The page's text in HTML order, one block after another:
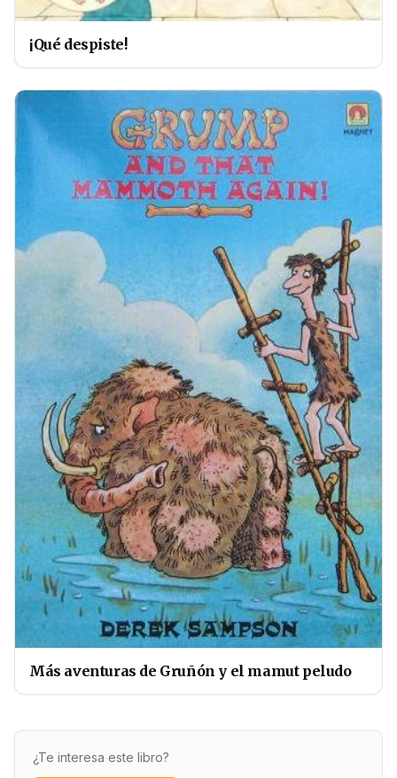
¡Qué despiste!
Más aventuras de Gruñón y el mamut peludo
¿Te interesa este libro?